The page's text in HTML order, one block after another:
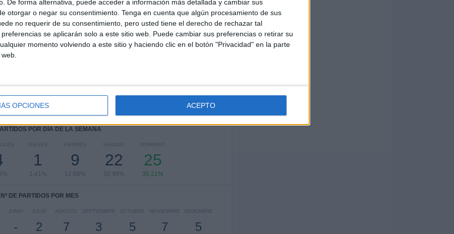
De forma alternativa, puede acceder a información más detallada y cambiar sus
otorgar o negar su consentimiento. Tenga en cuenta que algún procesamiento de sus
no requerir de su consentimiento, pero usted tiene el derecho de rechazar tal
se aplicarán solo a este sitio web. Puede cambiar sus preferencias o retirar su
momento volviendo a este sitio y haciendo clic en el botón "Privacidad" en la parte
OPCIONES ACEPTO
SV
RANKING POR COMPETICIONES
2. Bundesliga
57 (80,28%)
POR DÍA DE LA SEMANA
JUEVES
1
1,41%
VIERNES
9
12,68%
SÁBADO
22
30,99%
DOMINGO
25
35,21%
Nº DE PARTIDOS POR MES
JUNIO
-
JULIO
2
AGOSTO
7
SEPTIEMBRE
3
OCTUBRE
5
NOVIEMBRE
7
DICIEMBRE
5